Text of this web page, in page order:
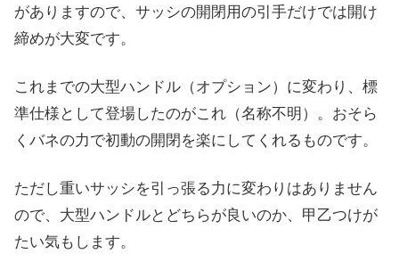
がありますので、サッシの開閉用の引手だけでは開け
締めが大変です。
これまでの大型ハンドル（オプション）に変わり、標
準仕様として登場したのがこれ（名称不明）。おそら
くバネの力で初動の開閉を楽にしてくれるものです。
ただし重いサッシを引っ張る力に変わりはありません
ので、大型ハンドルとどちらが良いのか、甲乙つけが
たい気もします。